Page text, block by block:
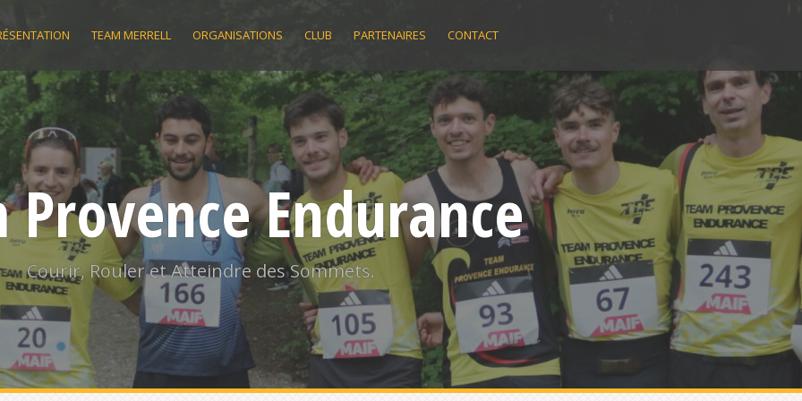
TEAM MERRELL ORGANISATIONS CLUB PARTENAIRES CONTACT
Provence Endurance
Courir, Rouler et Atteindre des Sommets.